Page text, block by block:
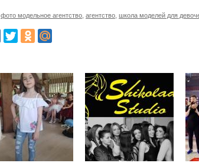
фото модельное агентство агентство школа моделей для